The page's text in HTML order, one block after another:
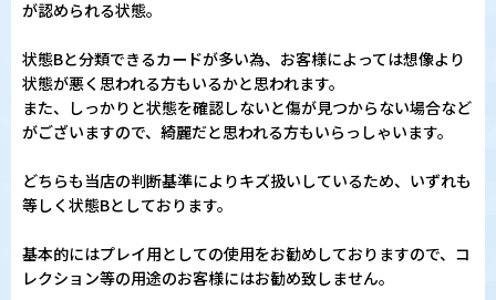
が認められる状態。
状態Bと分類できるカードが多い為、お客様によっては想像より
状態が悪く思われる方もいるかと思われます。
また、しっかりと状態を確認しないと傷が見つからない場合など
がございますので、綺麗だと思われる方もいらっしゃいます。
どちらも当店の判断基準によりキズ扱いしているため、いずれも
等しく状態Bとしております。
基本的にはプレイ用としての使用をお勧めしておりますので、コ
レクション等の用途のお客様にはお勧め致しません。